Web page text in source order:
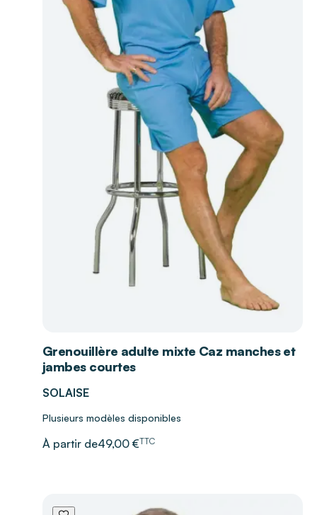
Grenouillère adulte mixte Caz manches et
jambes courtes
SOLAISE
Plusieurs modèles disponibles
À partir de49,00 €TTC